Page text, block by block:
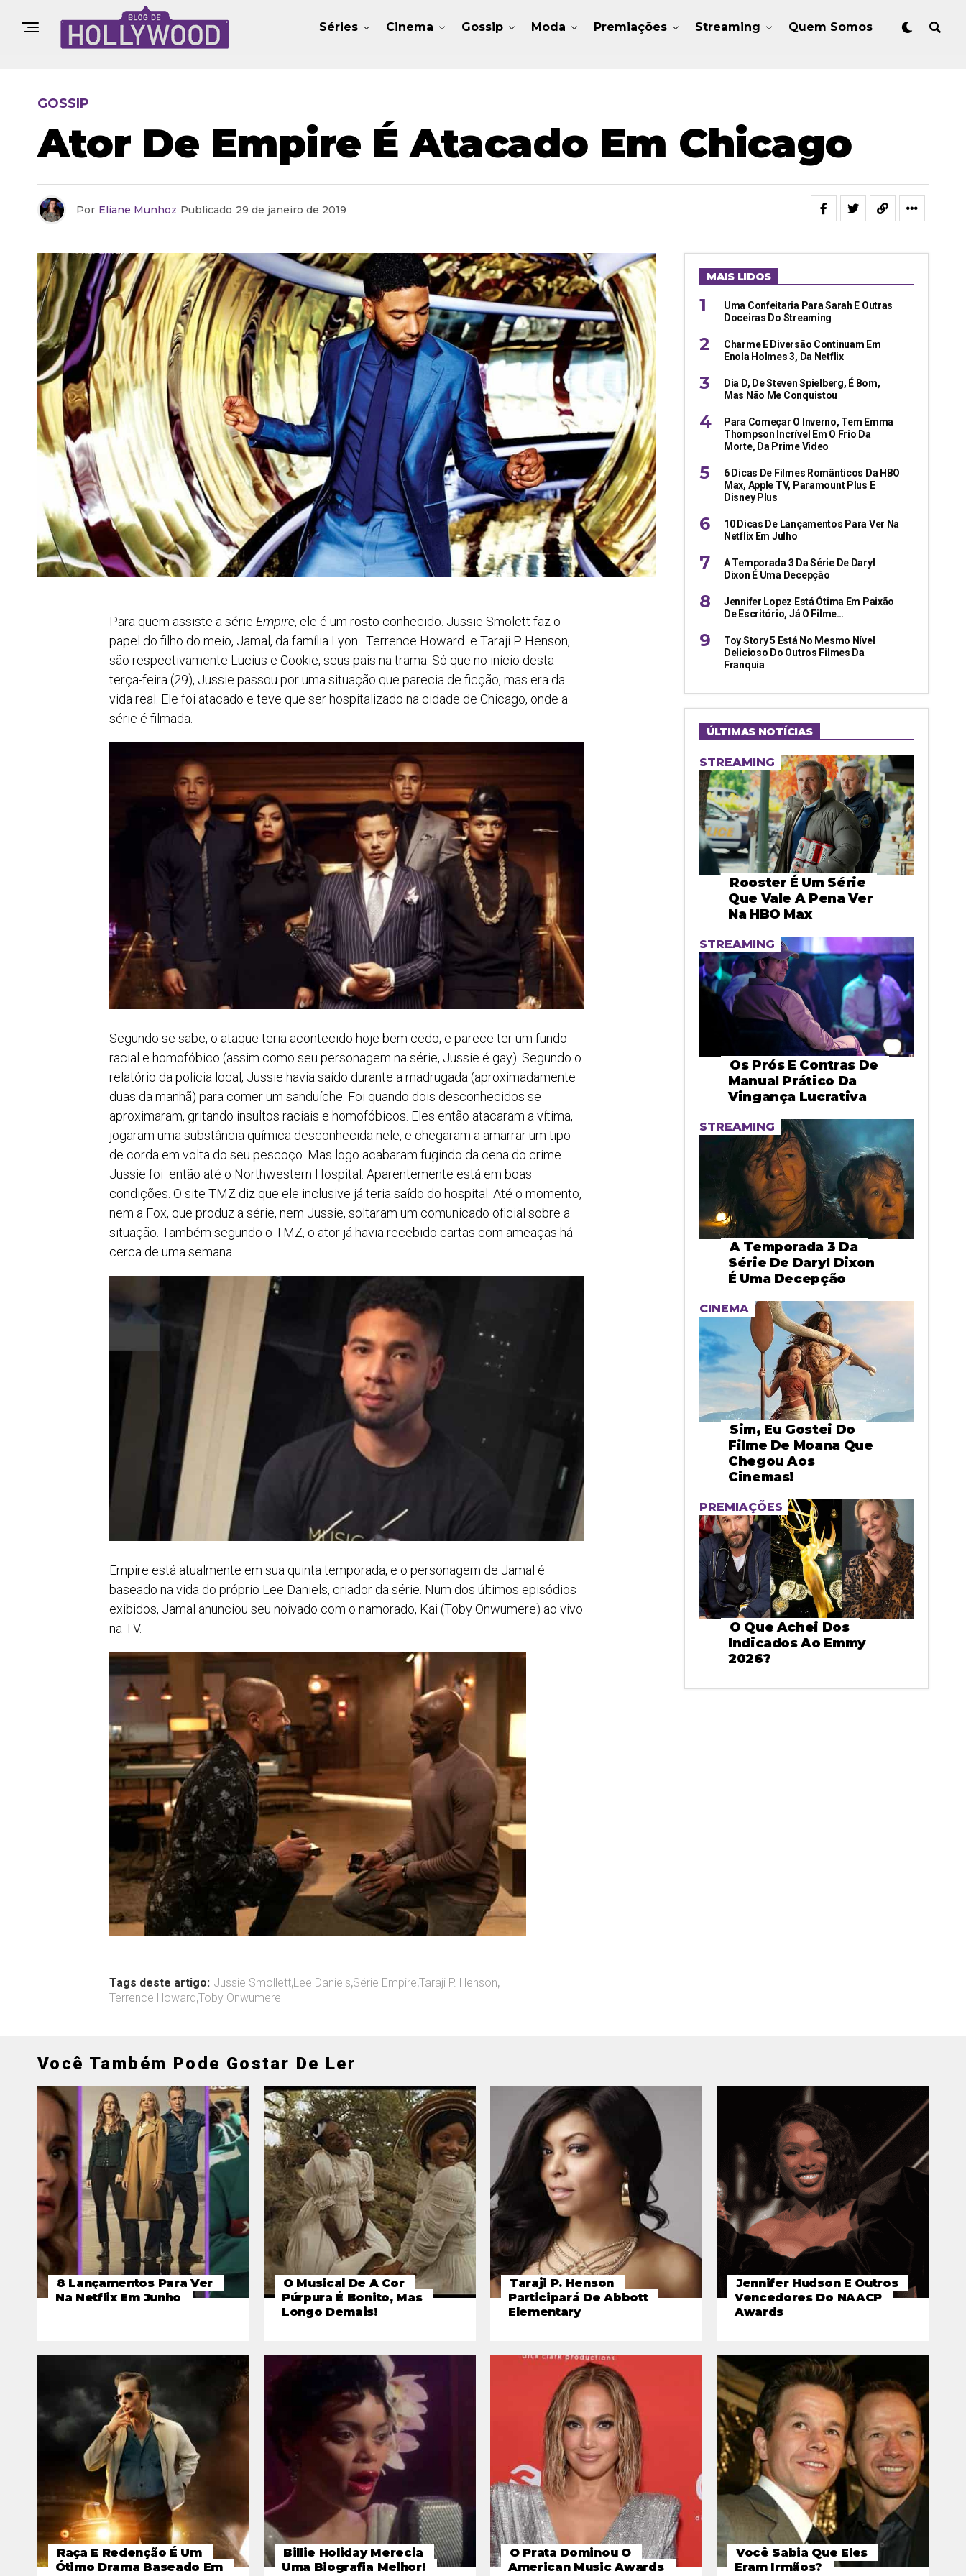
Séries Cinema Gossip Moda Premiações Streaming Quem Somos
GOSSIP
Ator De Empire É Atacado Em Chicago
Por Eliane Munhoz Publicado 29 de janeiro de 2019
Para quem assiste a série Empire, ele é um rosto conhecido. Jussie Smolett faz o
papel do filho do meio, Jamal, da família Lyon . Terrence Howard e Taraji P. Henson,
são respectivamente Lucius e Cookie, seus pais na trama. Só que no início desta
terça-feira (29), Jussie passou por uma situação que parecia de ficção, mas era da
vida real. Ele foi atacado e teve que ser hospitalizado na cidade de Chicago, onde a
série é filmada.
Segundo se sabe, o ataque teria acontecido hoje bem cedo, e parece ter um fundo
racial e homofóbico (assim como seu personagem na série, Jussie é gay). Segundo o
relatório da polícia local, Jussie havia saído durante a madrugada (aproximadamente
duas da manhã) para comer um sanduíche. Foi quando dois desconhecidos se
aproximaram, gritando insultos raciais e homofóbicos. Eles então atacaram a vítima,
jogaram uma substância química desconhecida nele, e chegaram a amarrar um tipo
de corda em volta do seu pescoço. Mas logo acabaram fugindo da cena do crime.
Jussie foi então até o Northwestern Hospital. Aparentemente está em boas
condições. O site TMZ diz que ele inclusive já teria saído do hospital. Até o momento,
nem a Fox, que produz a série, nem Jussie, soltaram um comunicado oficial sobre a
situação. Também segundo o TMZ, o ator já havia recebido cartas com ameaças há
cerca de uma semana.
Empire está atualmente em sua quinta temporada, e o personagem de Jamal é
baseado na vida do próprio Lee Daniels, criador da série. Num dos últimos episódios
exibidos, Jamal anunciou seu noivado com o namorado, Kai (Toby Onwumere) ao vivo
na TV.
Tags deste artigo: Jussie Smollett,Lee Daniels,Série Empire,Taraji P. Henson,
Terrence Howard,Toby Onwumere
MAIS LIDOS
Uma Confeitaria Para Sarah E Outras
Doceiras Do Streaming
Charme E Diversão Continuam Em
Enola Holmes 3, Da Netflix
Dia D, De Steven Spielberg, É Bom,
Mas Não Me Conquistou
Para Começar O Inverno, Tem Emma
Thompson Incrível Em O Frio Da
Morte, Da Prime Video
6 Dicas De Filmes Românticos Da HBO
Max, Apple TV, Paramount Plus E
Disney Plus
10 Dicas De Lançamentos Para Ver Na
Netflix Em Julho
A Temporada 3 Da Série De Daryl
Dixon É Uma Decepção
Jennifer Lopez Está Ótima Em Paixão
De Escritório, Já O Filme…
Toy Story 5 Está No Mesmo Nível
Delicioso Do Outros Filmes Da
Franquia
ÚLTIMAS NOTÍCIAS
STREAMING
Rooster É Um Série
Que Vale A Pena Ver
Na HBO Max
STREAMING
Os Prós E Contras De
Manual Prático Da
Vingança Lucrativa
STREAMING
A Temporada 3 Da
Série De Daryl Dixon
É Uma Decepção
CINEMA
Sim, Eu Gostei Do
Filme De Moana Que
Chegou Aos
Cinemas!
PREMIAÇÕES
O Que Achei Dos
Indicados Ao Emmy
2026?
Você Também Pode Gostar De Ler
8 Lançamentos Para Ver
Na Netflix Em Junho
O Musical De A Cor
Púrpura É Bonito, Mas
Longo Demais!
Taraji P. Henson
Participará De Abbott
Elementary
Jennifer Hudson E Outros
Vencedores Do NAACP
Awards
Raça E Redenção É Um
Ótimo Drama Baseado Em
Billie Holiday Merecia
Uma Biografia Melhor!
O Prata Dominou O
American Music Awards
Você Sabia Que Eles
Eram Irmãos?